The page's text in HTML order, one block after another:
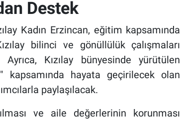
Destek
Kadın Erzincan, eğitim kapsamında
bilinci ve gönüllülük çalışmaları
Ayrıca, Kızılay bünyesinde yürütülen
kapsamında hayata geçirilecek olan
paylaşılacak.
ve aile değerlerinin korunması